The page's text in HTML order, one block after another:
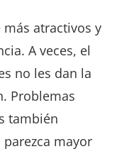
atractivos y
A veces, el
no les dan la
Problemas
también
mayor